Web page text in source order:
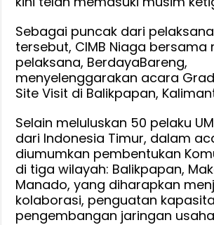
50
UMKM
Terpilih
Sebagai puncak dari
tersebut, CIMB Niaga bersama
pelaksana, BerdayaBareng,
menyelenggarakan acara
Site Visit di Balikpapan,
Selain meluluskan 50 pelaku
dari Indonesia Timur, dalam
diumumkan pembentukan
di tiga wilayah: Balikpapan,
Manado, yang diharapkan
kolaborasi, penguatan
pengembangan jaringan